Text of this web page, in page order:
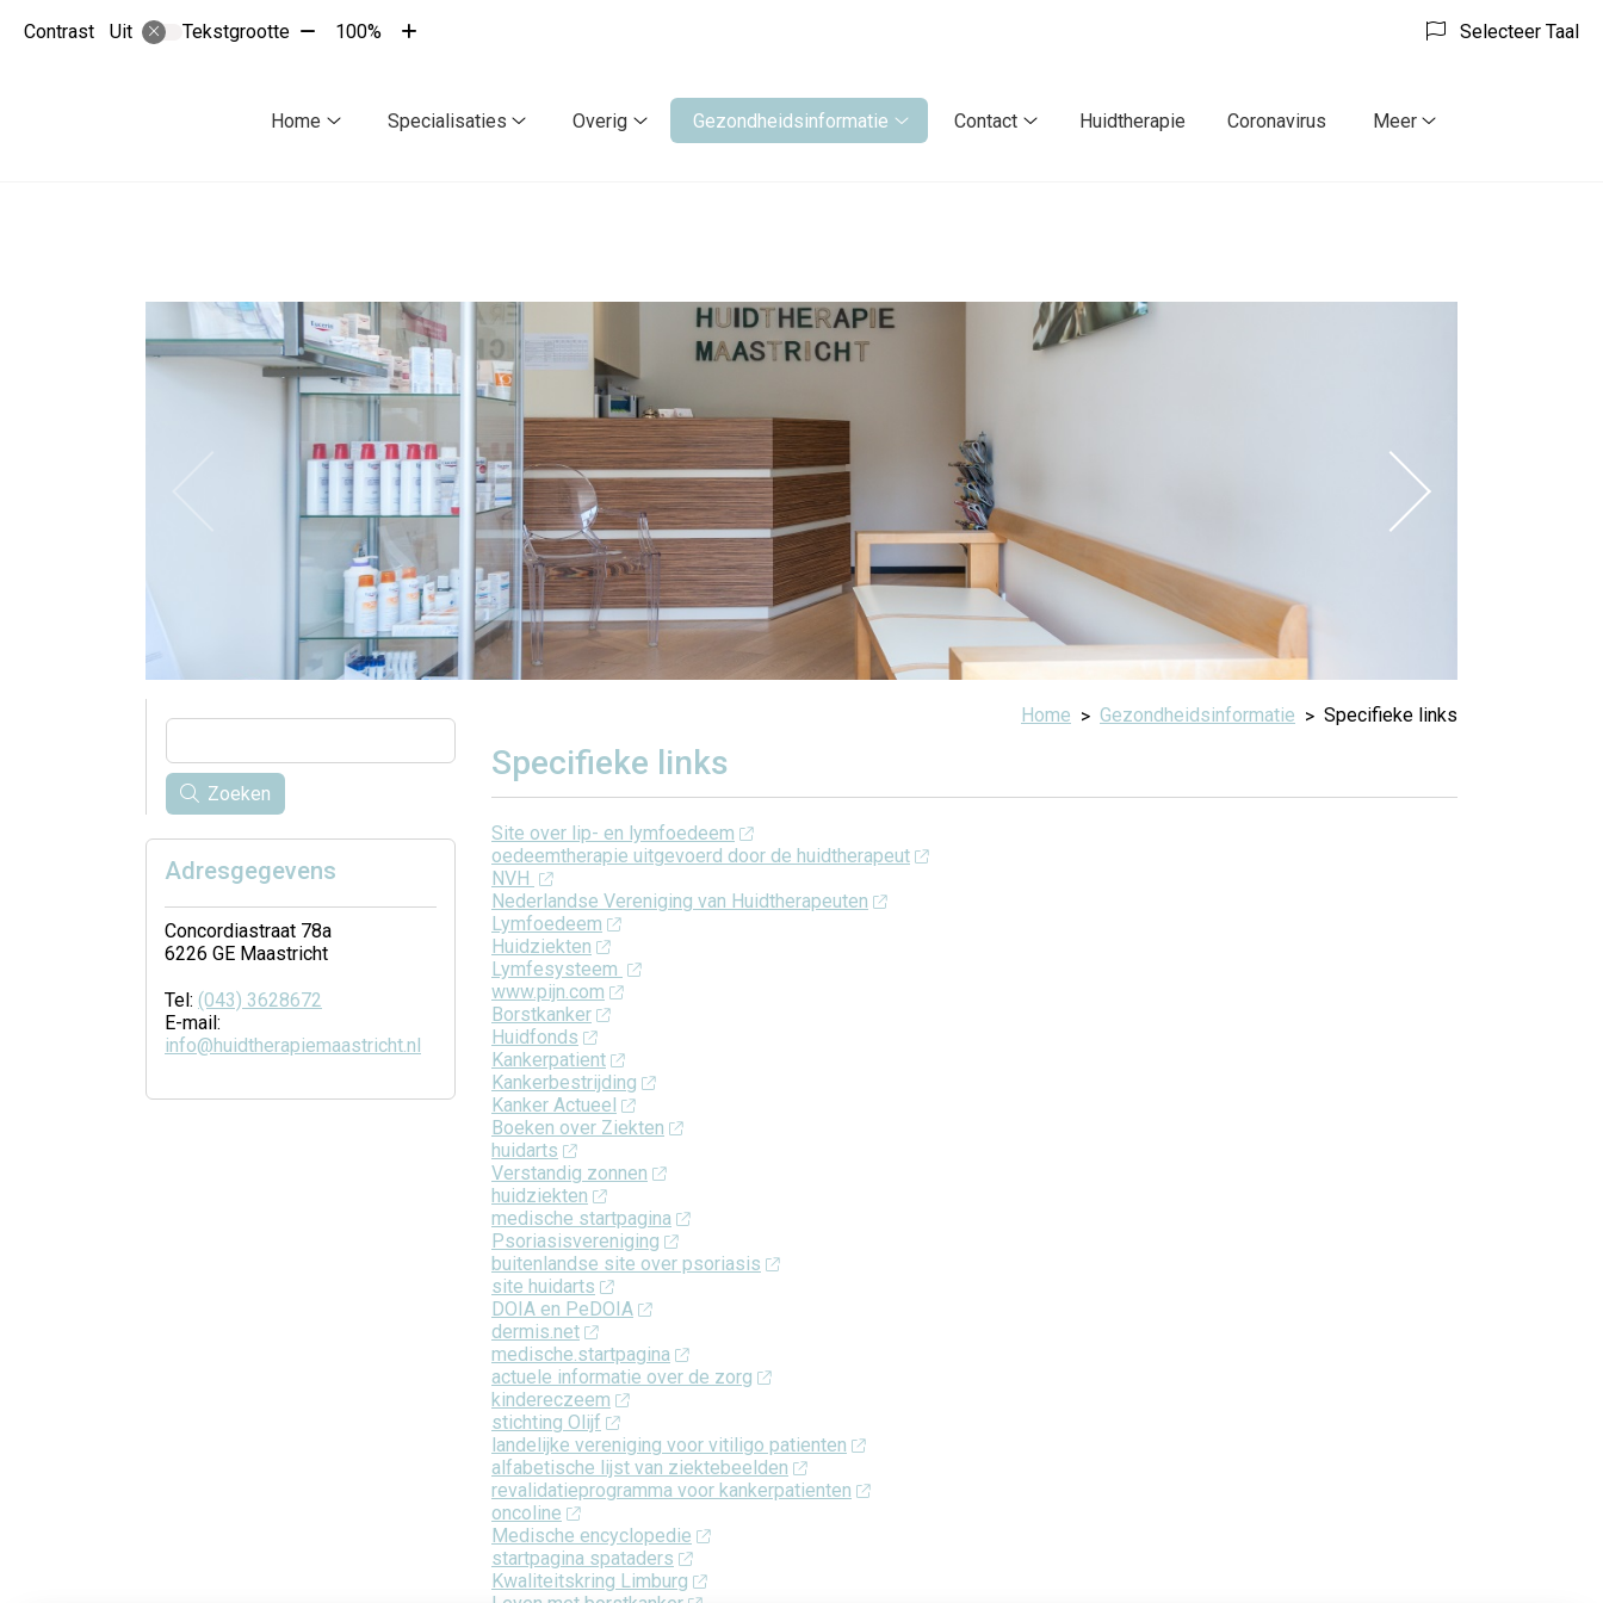
Contrast Uit Tekstgrootte Tekst100%
Tekst
Selecteer Taal
HoofdmenuHome
Specialisaties
Overig
Overig
Gezondheidsinformatie
Gezondheidsinformatie
Contact
Huidtherapie Coronavirus
Meer
Home Gezondheidsinformatie Specifieke links
Specifieke links
Site over lip- en lymfoedeem
oedeemtherapie uitgevoerd door de huidtherapeut
NVH
Nederlandse Vereniging van Huidtherapeuten
Lymfoedeem
Huidziekten
Lymfesysteem
www.pijn.com
Borstkanker
Huidfonds
Kankerpatient
Kankerbestrijding
Kanker Actueel
Boeken over Ziekten
huidarts
Verstandig zonnen
huidziekten
medische startpagina
Psoriasisvereniging
buitenlandse site over psoriasis
site huidarts
DOIA en PeDOIA
dermis.net
medische.startpagina
actuele informatie over de zorg
kindereczeem
stichting Olijf
landelijke vereniging voor vitiligo patienten
alfabetische lijst van ziektebeelden
revalidatieprogramma voor kankerpatienten
oncoline
Medische encyclopedie
startpagina spataders
Kwaliteitskring Limburg
Zoeken
Adresgegevens
Concordiastraat 78a
6226 GE Maastricht
Tel: (043) 3628672
E-mail:
info@huidtherapiemaastricht.nl